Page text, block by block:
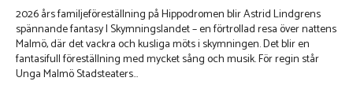
2026 års familjeföreställning på Hippodromen blir Astrid Lindgrens
spännande fantasy I Skymningslandet – en förtrollad resa över nattens
Malmö, där det vackra och kusliga möts i skymningen. Det blir en
fantasifull föreställning med mycket sång och musik. För regin står
Unga Malmö Stadsteaters...